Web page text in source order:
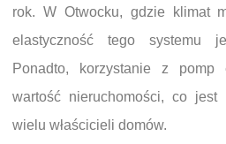
rok. W Otwocku, gdzie klimat
elastyczność tego systemu
Ponadto, korzystanie z pomp
wartość nieruchomości, co jest
wielu właścicieli domów.